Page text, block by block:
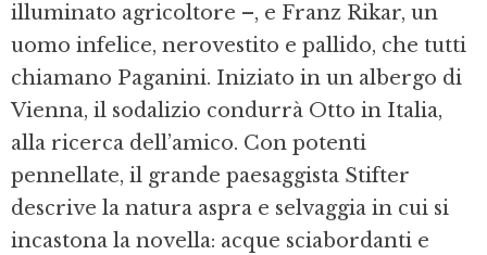
illuminato agricoltore –, e Franz Rikar, un
uomo infelice, nerovestito e pallido, che tutti
chiamano Paganini. Iniziato in un albergo di
Vienna, il sodalizio condurrà Otto in Italia,
alla ricerca dell’amico. Con potenti
pennellate, il grande paesaggista Stifter
descrive la natura aspra e selvaggia in cui si
incastona la novella: acque sciabordanti e